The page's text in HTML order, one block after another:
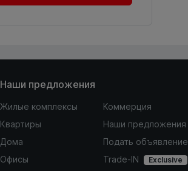
Наши предложения
Жилые комплексы
Квартиры
Дома
Офисы
Коммерция
Наши предложения
Подать объявление
Trade-IN
Exclusive